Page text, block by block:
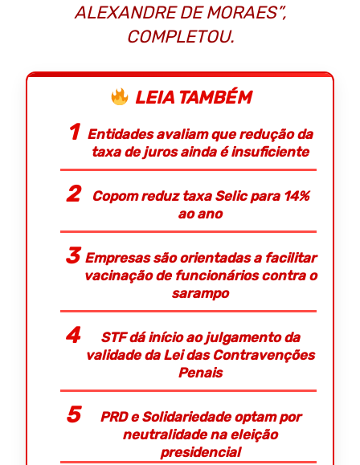
ALEXANDRE DE MORAES”,
COMPLETOU.
LEIA TAMBÉM
Entidades avaliam que redução da
taxa de juros ainda é insuficiente
Copom reduz taxa Selic para 14%
ao ano
Empresas são orientadas a facilitar
vacinação de funcionários contra o
sarampo
STF dá início ao julgamento da
validade da Lei das Contravenções
Penais
PRD e Solidariedade optam por
neutralidade na eleição
presidencial